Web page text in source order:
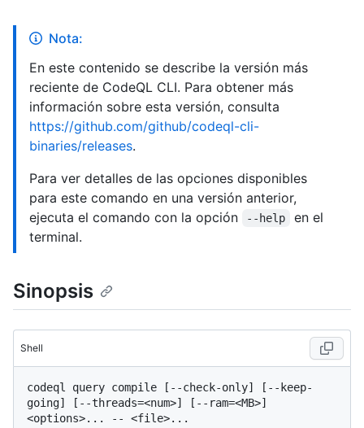
Nota:
En este contenido se describe la versión más
reciente de CodeQL CLI. Para obtener más
información sobre esta versión, consulta
https://github.com/github/codeql-cli-
binaries/releases.
Para ver detalles de las opciones disponibles
para este comando en una versión anterior,
ejecuta el comando con la opción
--help
en el
terminal.
Sinopsis
Shell
codeql query compile [--check-only] [--keep-
going] [--threads=<num>] [--ram=<MB>]